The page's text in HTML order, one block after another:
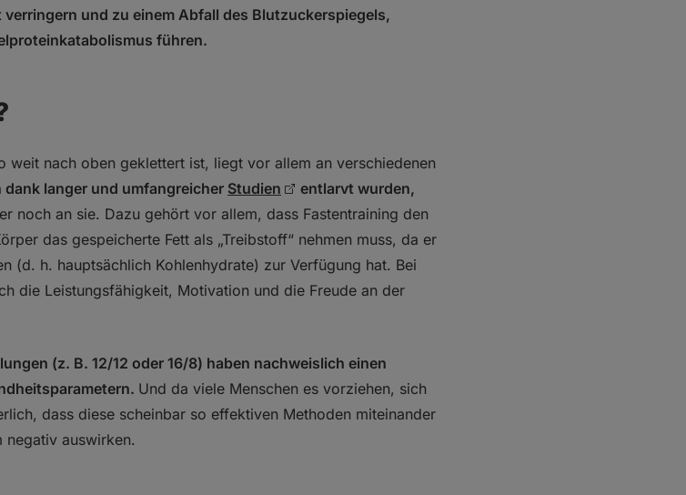
gesunden Training
und zu einem Abfall des Blutzuckerspiegels,
führen.
weit nach oben geklettert ist, liegt vor allem an verschiedenen
langer und umfangreicher Studien
entlarvt wurden,
noch an sie. Dazu gehört vor allem, dass Fastentraining den
das gespeicherte Fett als „Treibstoff“ nehmen muss, da er
(d. h. hauptsächlich Kohlenhydrate) zur Verfügung hat. Bei
die Leistungsfähigkeit, Motivation und die Freude an der
(z. B. 12/12 oder 16/8) haben nachweislich einen
Und da viele Menschen es vorziehen, sich
dass diese scheinbar so effektiven Methoden miteinander
auswirken.